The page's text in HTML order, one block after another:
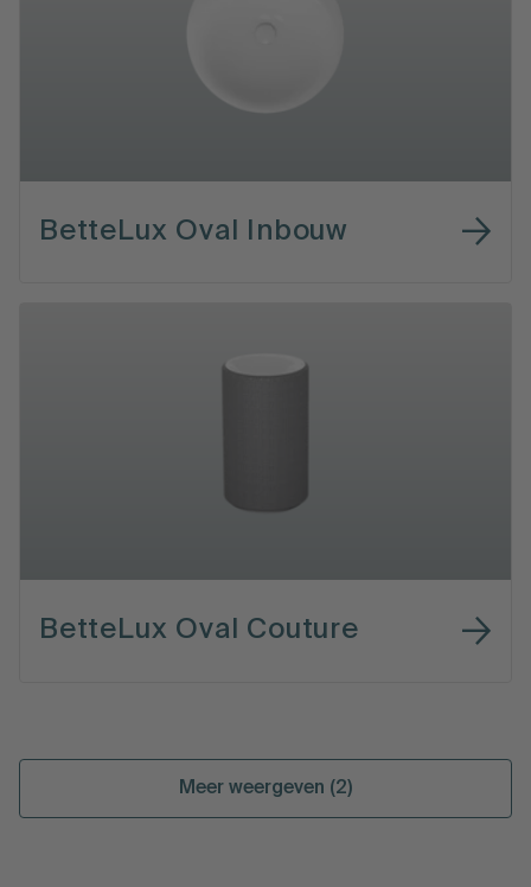
BetteLux Oval Inbouw
BetteLux Oval Couture
Meer weergeven (2)